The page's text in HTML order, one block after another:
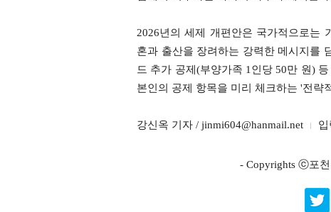
2026년의 세제 개편안은 국가적으로는
혼과 출산을 장려하는 강력한 메시지를
드 추가 공제(부양가족 1인당 50만 원)
본인의 공제 항목을 미리 체크하는 '전략
강신옥 기자 / jinmi604@hanmail.net 입
- Copyrights ⓒ포